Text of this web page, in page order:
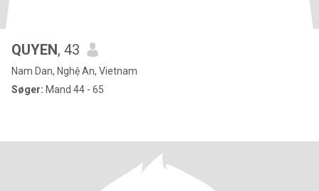
QUYEN, 43
Nam Dan, Nghệ An, Vietnam
Søger: Mand 44 - 65